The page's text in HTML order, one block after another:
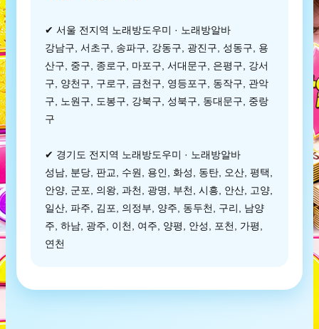
✔ 서울 전지역 노래방도우미 · 노래방알바
강남구, 서초구, 송파구, 강동구, 광진구, 성동구, 용
산구, 중구, 종로구, 마포구, 서대문구, 은평구, 강서
구, 양천구, 구로구, 금천구, 영등포구, 동작구, 관악
구, 노원구, 도봉구, 강북구, 성북구, 동대문구, 중랑
구
✔ 경기도 전지역 노래방도우미 · 노래방알바
성남, 분당, 판교, 수원, 용인, 화성, 동탄, 오산, 평택,
안양, 군포, 의왕, 과천, 광명, 부천, 시흥, 안산, 고양,
일산, 파주, 김포, 의정부, 양주, 동두천, 구리, 남양
주, 하남, 광주, 이천, 여주, 양평, 안성, 포천, 가평,
연천